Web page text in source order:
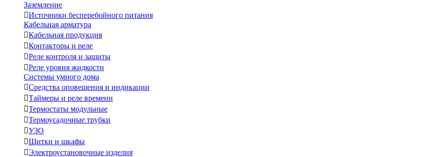
Заземление
Источники бесперебойного питания
Кабельная арматура
Кабельная продукция
Контакторы и реле
Реле контроля и защиты
Реле уровня жидкости
Системы умного дома
Средства оповещения и индикации
Таймеры и реле времени
Термостаты модульные
Термоусадочные трубки
УЗО
Щитки и шкафы
Электроустановочные изделия